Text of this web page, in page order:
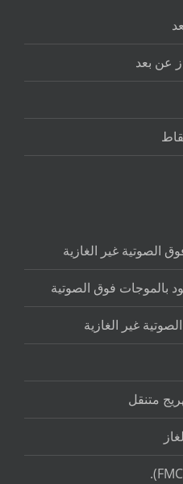
عن بعد
غير الغازية
بالموجات فوق الصوتية
غير الغازية
متنقل